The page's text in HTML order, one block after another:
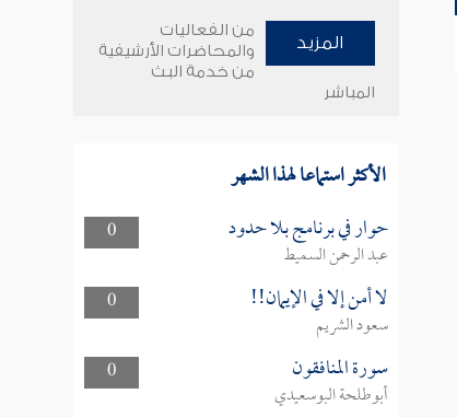
المزيد
من الفعاليات
والمحاضرات الأرشيفية
من خدمة البث
المباشر
الأكثر استماعا لهذا الشهر
0 حوار في برنامج بلا حدود
عبد الرحمن السميط
0
لا أمن إلا في الإيمان!!
سعود الشريم
0
سورة المنافقون
أبوطلحة البوسعيدي